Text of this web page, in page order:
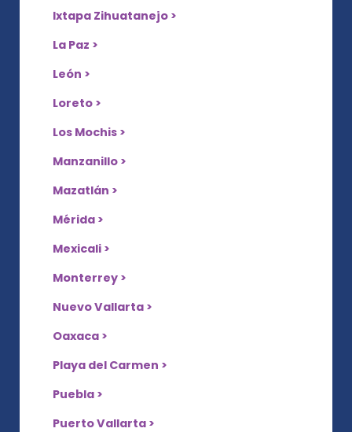
Ixtapa Zihuatanejo >
La Paz >
León >
Loreto >
Los Mochis >
Manzanillo >
Mazatlán >
Mérida >
Mexicali >
Monterrey >
Nuevo Vallarta >
Oaxaca >
Playa del Carmen >
Puebla >
Puerto Vallarta >